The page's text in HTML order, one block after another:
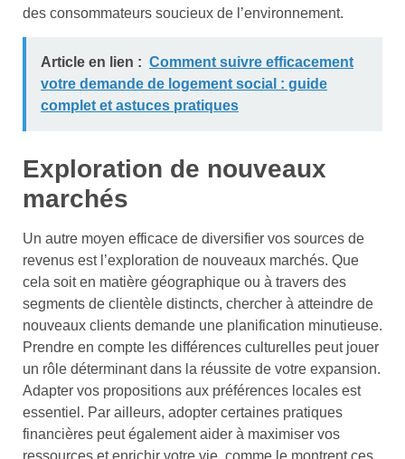
des consommateurs soucieux de l’environnement.
Article en lien : Comment suivre efficacement
votre demande de logement social : guide
complet et astuces pratiques
Exploration de nouveaux
marchés
Un autre moyen efficace de diversifier vos sources de
revenus est l’exploration de nouveaux marchés. Que
cela soit en matière géographique ou à travers des
segments de clientèle distincts, chercher à atteindre de
nouveaux clients demande une planification minutieuse.
Prendre en compte les différences culturelles peut jouer
un rôle déterminant dans la réussite de votre expansion.
Adapter vos propositions aux préférences locales est
essentiel. Par ailleurs, adopter certaines pratiques
financières peut également aider à maximiser vos
ressources et enrichir votre vie, comme le montrent ces